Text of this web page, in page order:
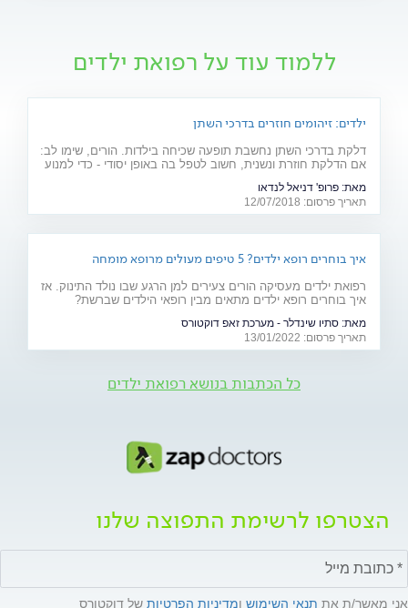
ללמוד עוד על רפואת ילדים
ילדים: זיהומים חוזרים בדרכי השתן
דלקת בדרכי השתן נחשבת תופעה שכיחה בילדות. הורים, שימו לב:
אם הדלקת חוזרת ונשנית, חשוב לטפל בה באופן יסודי - כדי למנוע
מאת: פרופ' דניאל לנדאו
תאריך פרסום: 12/07/2018
איך בוחרים רופא ילדים? 5 טיפים מעולים מרופא מומחה
רפואת ילדים מעסיקה הורים צעירים למן הרגע שבו נולד התינוק. אז
איך בוחרים רופא ילדים מתאים מבין רופאי הילדים שברשת?
מאת: סתיו שינדלר - מערכת זאפ דוקטורס
תאריך פרסום: 13/01/2022
כל הכתבות בנושא רפואת ילדים
הצטרפו לרשימת התפוצה שלנו
אני מאשר/ת את תנאי השימוש ומדיניות הפרטיות של דוקטורס